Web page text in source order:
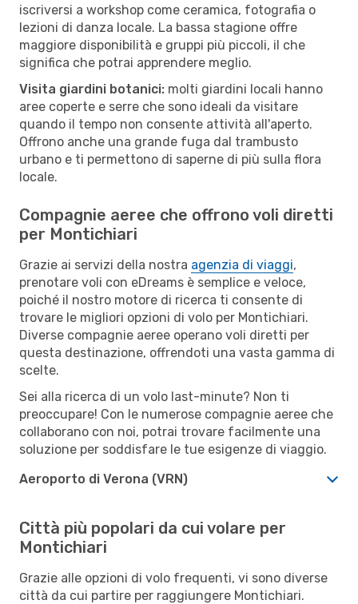
iscriversi a workshop come ceramica, fotografia o
lezioni di danza locale. La bassa stagione offre
maggiore disponibilità e gruppi più piccoli, il che
significa che potrai apprendere meglio.
Visita giardini botanici: molti giardini locali hanno
aree coperte e serre che sono ideali da visitare
quando il tempo non consente attività all'aperto.
Offrono anche una grande fuga dal trambusto
urbano e ti permettono di saperne di più sulla flora
locale.
Compagnie aeree che offrono voli diretti
per Montichiari
Grazie ai servizi della nostra agenzia di viaggi,
prenotare voli con eDreams è semplice e veloce,
poiché il nostro motore di ricerca ti consente di
trovare le migliori opzioni di volo per Montichiari.
Diverse compagnie aeree operano voli diretti per
questa destinazione, offrendoti una vasta gamma di
scelte.
Sei alla ricerca di un volo last-minute? Non ti
preoccupare! Con le numerose compagnie aeree che
collaborano con noi, potrai trovare facilmente una
soluzione per soddisfare le tue esigenze di viaggio.
Aeroporto di Verona (VRN)
Città più popolari da cui volare per
Montichiari
Grazie alle opzioni di volo frequenti, vi sono diverse
città da cui partire per raggiungere Montichiari.